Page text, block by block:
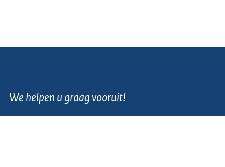
We helpen u graag vooruit!